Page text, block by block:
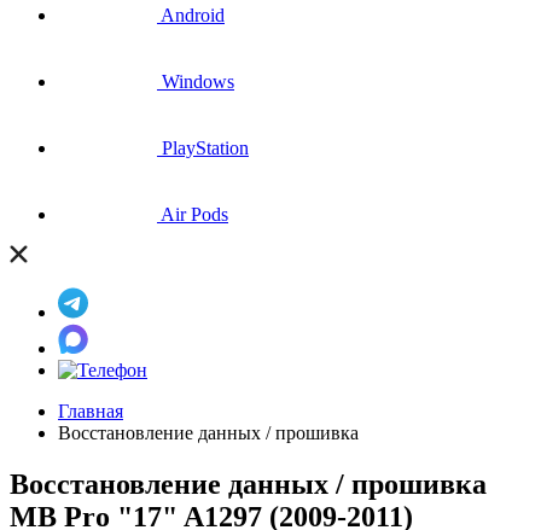
Android
Windows
PlayStation
Air Pods
Главная
Восстановление данных / прошивка
Восстановление данных / прошивка
MB Pro "17" A1297 (2009-2011)